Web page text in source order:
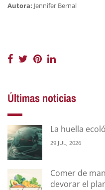
Autora: Jennifer Bernal
Últimas noticias
La huella
29 JUL, 2026
Comer de
devorar el